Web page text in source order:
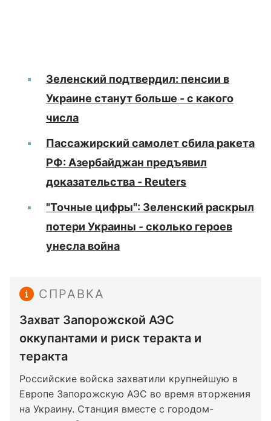
Зеленский подтвердил: пенсии в
Украине станут больше - с какого
числа
Пассажирский самолет сбила ракета
РФ: Азербайджан предъявил
доказательства - Reuters
"Точные цифры": Зеленский раскрыл
потери Украины - сколько героев
унесла война
СПРАВКА
Захват Запорожской АЭС
оккупантами и риск теракта и
теракта
Российские войска захватили крупнейшую в
Европе Запорожскую АЭС во время вторжения
на Украину. Станция вместе с городом-